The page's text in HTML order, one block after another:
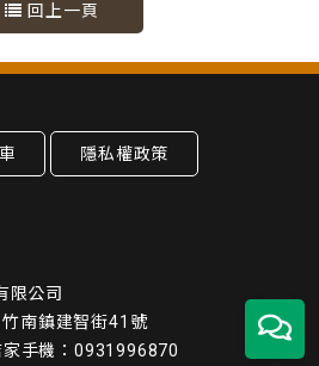
回上一頁
隱私權政策
限公司
南鎮建智街41號
手機：0931996870